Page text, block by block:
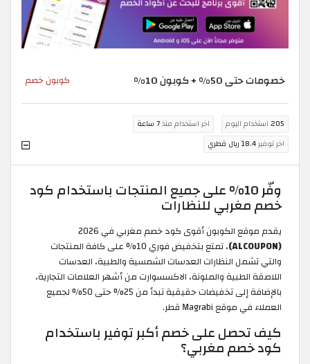
خصومات حتى 50% + كوبون 10% كوبون خصم
205 استخدام اليوم اخر استخدام منذ7 ساعة
اخر توفير18.4 ريال قطري
وفّر 10% على جميع المنتجات باستخدام كود
خصم مغربي للنظارات
يقدم موقع الكوبون أقوى كود خصم مغربي في 2026
(ALCOUPON)
، تمتع بتخفيض فوري 10% على كافة المنتجات
والتي تشمل النظارات العدسات الشمسية والطبية، العدسات
اللاصقة الطبية والملونة، الاكسسوارت من أشهر العلامات التجارية،
بالإضافة إلى تخفيضات حقيقية تبدأ من 25% حتى 50% لجميع
العملاء في موقع Magrabi قطر.
كيف تحصل على خصم أكبر توفير باستخدام
كود خصم مغربي؟